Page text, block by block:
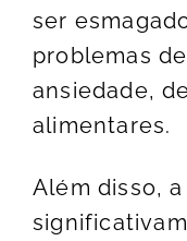
ser
problemas
ansiedade,
alimentares.
Além disso,